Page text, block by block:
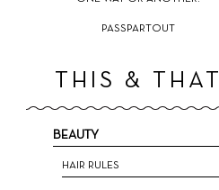
PASSPARTOUT
THIS & THAT
BEAUTY
HAIR RULES